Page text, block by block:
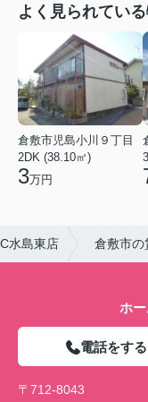
よく見られてい
倉敷市児島小川９丁目
2DK (38.10㎡)
3万円
水島東店 倉敷市の
ホ
電話をする
〒712-8043